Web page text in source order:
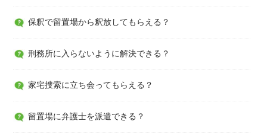
保釈で留置場から釈放してもらえる？
刑務所に入らないように解決できる？
家宅捜索に立ち会ってもらえる？
留置場に弁護士を派遣できる？